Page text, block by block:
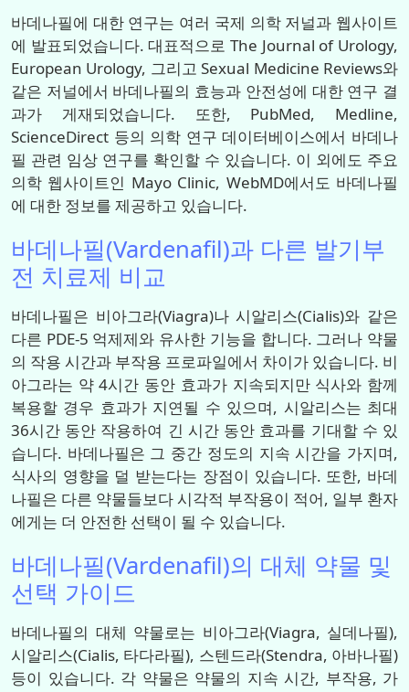
바데나필에 대한 연구는 여러 국제 의학 저널과 웹사이트
에 발표되었습니다. 대표적으로 The Journal of Urology,
European Urology, 그리고 Sexual Medicine Reviews와
같은 저널에서 바데나필의 효능과 안전성에 대한 연구 결
과가 게재되었습니다. 또한, PubMed, Medline,
ScienceDirect 등의 의학 연구 데이터베이스에서 바데나
필 관련 임상 연구를 확인할 수 있습니다. 이 외에도 주요
의학 웹사이트인 Mayo Clinic, WebMD에서도 바데나필
에 대한 정보를 제공하고 있습니다.
바데나필(Vardenafil)과 다른 발기부
전 치료제 비교
바데나필은 비아그라(Viagra)나 시알리스(Cialis)와 같은
다른 PDE-5 억제제와 유사한 기능을 합니다. 그러나 약물
의 작용 시간과 부작용 프로파일에서 차이가 있습니다. 비
아그라는 약 4시간 동안 효과가 지속되지만 식사와 함께
복용할 경우 효과가 지연될 수 있으며, 시알리스는 최대
36시간 동안 작용하여 긴 시간 동안 효과를 기대할 수 있
습니다. 바데나필은 그 중간 정도의 지속 시간을 가지며,
식사의 영향을 덜 받는다는 장점이 있습니다. 또한, 바데
나필은 다른 약물들보다 시각적 부작용이 적어, 일부 환자
에게는 더 안전한 선택이 될 수 있습니다.
바데나필(Vardenafil)의 대체 약물 및
선택 가이드
바데나필의 대체 약물로는 비아그라(Viagra, 실데나필),
시알리스(Cialis, 타다라필), 스텐드라(Stendra, 아바나필)
등이 있습니다. 각 약물은 약물의 지속 시간, 부작용, 가